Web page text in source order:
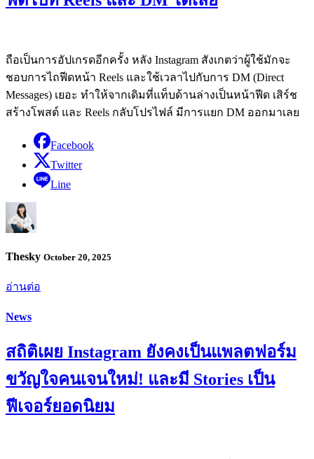
ถือเป็นการอัปเกรดอีกครั้ง หลัง Instagram สังเกตว่าผู้ใช้มักจะ
ชอบการไถฟีดหน้า Reels และใช้เวลาไปกับการ DM (Direct
Messages) เยอะ ทำให้จากเดิมที่แท็บด้านล่างเป็นหน้าฟีด เสิร์ช
สร้างโพสต์ และ Reels กลับโปรไฟล์ มีการแยก DM ออกมาเลย
Facebook
Twitter
Line
Thesky October 20, 2025
อ่านต่อ
News
สถิติเผย Instagram ยังคงเป็นแพลตฟอร์ม
ขวัญใจคนเจนใหม่! และมี Stories เป็น
ฟีเจอร์ยอดนิยม